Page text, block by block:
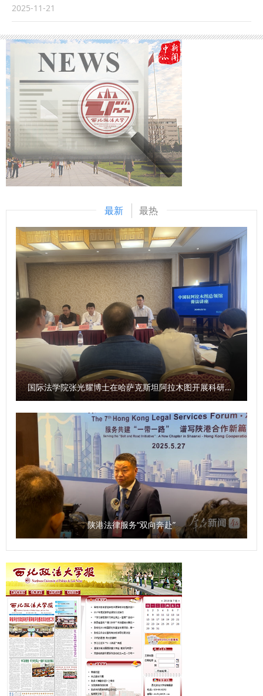
华人民共和国公司法》司法解释征求意见稿的反思”为主题发
言。 西北大学法学院刘建仓副教授以“《中华人民共和国公司
法》第一百九十一条法理阐释与法律适用”为主题发言。我校
民商法学院刘卫锋副教授以“企业破产法修订草案下破产管理
人报酬的困境与完善”为主题发言。我校民商法学院常鑫副教
授以“《金融机构产品适当性管理办法》中‘保险适当性义务规
则’的得与失”为主题发言。海普睿诚律师事务所李欣律师以“企
业如何从‘破’局中重获生机”为主题发言。海普睿诚律师事务所
张强律师以“开具发票的民事争议处理”为主题发言。 我校民商
法学院张晓飞副教授、西安财经大学法学院申文君副教授、我
评与交流。 陕西省法学会商法学研究会姚子奇副会长致闭幕
词，他表示此次会议是一场学术交流与分享，各发言人都针对
商事法治建设中的重点、热点和难点问题进行了论述，同时也
对未来提出展望，希望可以在此基础上进一步提升。 （供
稿：民商法学院 撰稿：孟婷 审核：程淑娟）
育家”、中国刑法学研究会名誉会长高铭暄作书面讲话。全国
人大常委会法制工作委员会副主任雷建斌，最高人民法院党组
成员、副院长沈亮，最高人民检察院党组成员、副检察长葛晓
燕，中国法学会副会长赵昌华，陕西省委常委、省委政法委书
记刘强，我校党委书记赵万东致辞。我校党委副书记、校长范
九利出席开幕式。中国刑法学研究会副会长、中国政法大学教
授曲新久作学会年度工作报告。中国刑法学研究会会长、上海
市高级人民法院党组书记、院长贾宇主持开幕式。 本次年会
共设立“数字安全刑法保障体系建构研究”“新时期社会治理与刑
事对策研究”“民营经济发展的刑法保护研究”“涉外刑事法治问
题研究”“刑法理论前沿问题研究”五个平行论坛，并聚焦“高质
量发展、高水平安全的刑法保障”主题开设研究生论坛。 “十四
五”期间，中国刑法学研究会以习近平法治思想为引领，紧扣
中央法治工作要求交出亮眼答卷。2021年底完成换届后，各
项工作高效推进。学术上修订“马工程刑法学教材”，连续举办
五届实务刑法论坛，第五期在线参与达65万人，推动刑法学自
主知识体系构建。立法司法层面，为刑法修正案（十二）草案
建言，针对醉驾、帮信罪等提出建议获司法机关采纳，相关调
研报告获中央领导批示。国际上与韩、德等国深化刑法研讨，
国内以高铭暄学术馆为平台搭交流桥梁，为推进中国式现代化
刑事法治建设提供有力支撑。 （供稿：刑事法学院 撰稿：王
鹏飞 审核：孙学龙）
应陕西省民宗委、西安市民宗委、榆林市委统战部、延安市委
统战部、内蒙古包头市委统战部、山西吕梁市委统战部等省内
外统战部门的邀请，彭瑞花先后为陕西、西安、榆林、延安、
包头、吕梁、靖边、神木、黄陵、潼关、北京市西城区、西安
市莲湖区、西咸新区等各级统战民宗部门组织举办的宗教干部
培训班和宗教教职人员培训班进行辅导讲座，立足新时代宗教
工作的新形势、新要求，围绕“宗教工作形势与依法管理宗教
事务”“习近平总书记关于宗教工作的重要论述”“宗教政策法
规”“宗教事务治理法治化”“宗教中国化”等主题进行系统阐释。
讲座得到省内外各级统战民宗部门的高度评价，加强了我校与
省内外统战部门的交流与合作，是我校马克思主义宗教学研究
中心助力宗教工作“三支队伍”建设，为新时代党的宗教工作贡
献智慧和力量的重要表现。 （供稿：党委统战部 撰稿：刘贝
2025-11-21
最新 最热
国际法学院张光耀博士在哈萨克斯坦阿拉木图开展科研与社会服务活动
陕港法律服务“双向奔赴”